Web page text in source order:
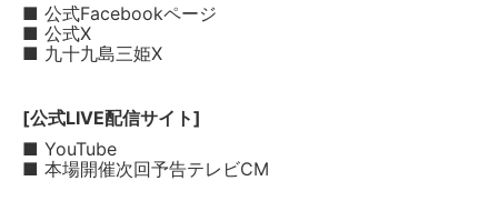
■ 公式Facebookページ
■ 公式X
■ 九十九島三姫X
[公式LIVE配信サイト]
■ YouTube
■ 本場開催次回予告テレビCM